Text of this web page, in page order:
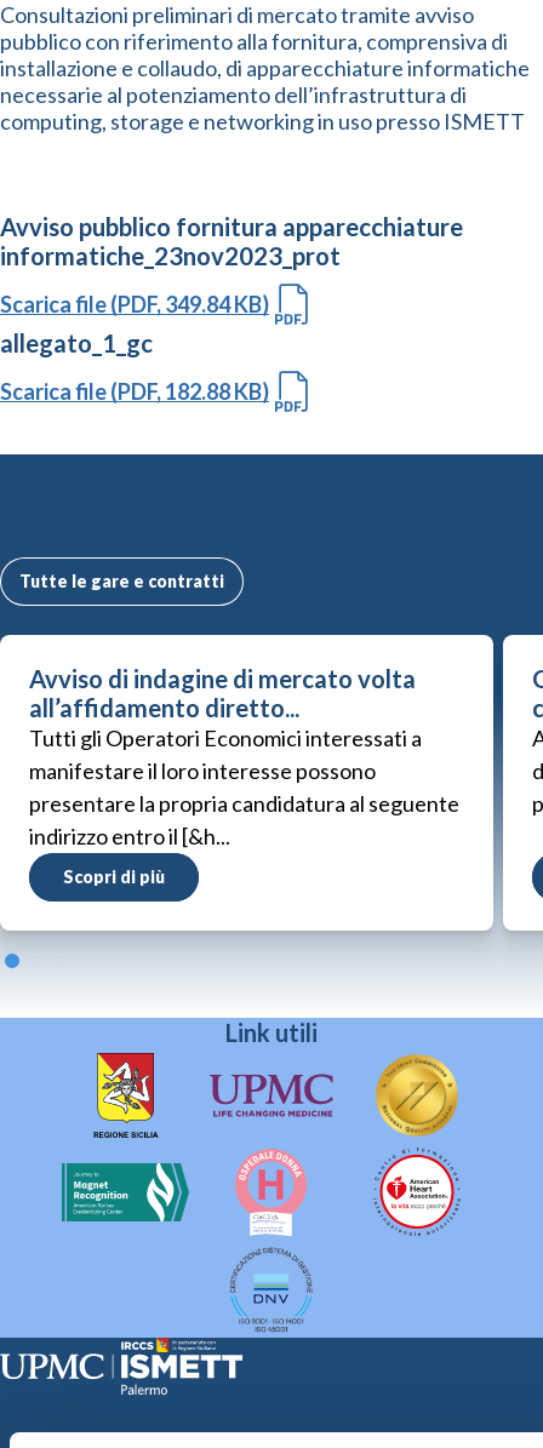
Consultazioni preliminari di mercato tramite avviso
pubblico con riferimento alla fornitura, comprensiva di
installazione e collaudo, di apparecchiature informatiche
necessarie al potenziamento dell’infrastruttura di
computing, storage e networking in uso presso ISMETT
Avviso pubblico fornitura apparecchiature
informatiche_23nov2023_prot
Scarica file (PDF, 349.84 KB)
allegato_1_gc
Scarica file (PDF, 182.88 KB)
Tutte le gare e contratti
Avviso di indagine di mercato volta
all’affidamento diretto...
Tutti gli Operatori Economici interessati a
manifestare il loro interesse possono
presentare la propria candidatura al seguente
indirizzo entro il [&h...
Scopri di più
Link utili